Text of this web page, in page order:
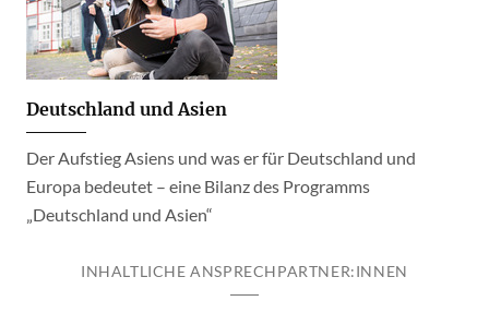
Deutschland und Asien
Der Aufstieg Asiens und was er für Deutschland und
Europa bedeutet – eine Bilanz des Programms
„Deutschland und Asien“
INHALTLICHE ANSPRECHPARTNER:INNEN